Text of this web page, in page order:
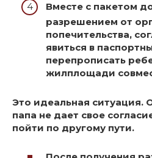
Вместе с пакетом
разрешением от
попечительства,
явиться в
перепрописать
жилплощади
Это идеальная ситуация.
папа не дает свое
пойти по другому пути.